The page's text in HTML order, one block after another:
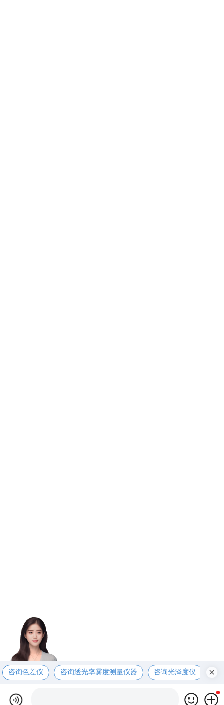
咨询色差仪 咨询透光率雾度测量仪器 咨询光泽度仪 咨